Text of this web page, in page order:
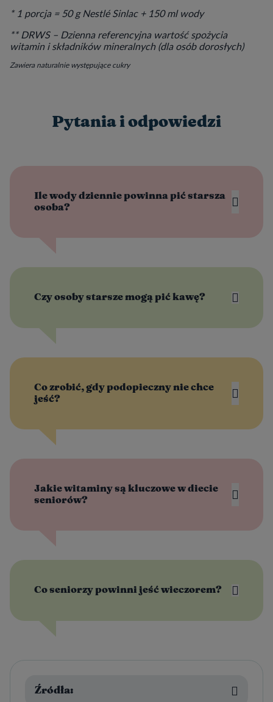
* 1 porcja = 50 g Nestlé Sinlac + 150 ml wody
** DRWS – Dzienna referencyjna wartość spożycia
witamin i składników mineralnych (dla osób dorosłych)
Zawiera naturalnie występujące cukry
Pytania i odpowiedzi
Ile wody dziennie powinna pić starsza
osoba?
Czy osoby starsze mogą pić kawę?
Co zrobić, gdy podopieczny nie chce
jeść?
Jakie witaminy są kluczowe w diecie
seniorów?
Co seniorzy powinni jeść wieczorem?
Źródła: